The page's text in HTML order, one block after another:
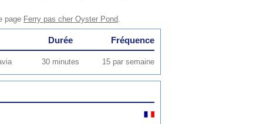
page Ferry pas cher Oyster Pond.
Durée Fréquence
30 minutes 15 par semaine